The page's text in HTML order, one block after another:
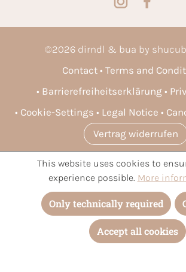
©2026 dirndl & bua by
Contact
Terms and
Barrierefreiheitserklärung
Cookie-Settings
Legal Notice
Vertrag widerrufen
* All prices incl. VAT plusshipping costsand
charges, if not stated
This website uses cookies to
experience possible. More
Only technically required
Accept all cookies